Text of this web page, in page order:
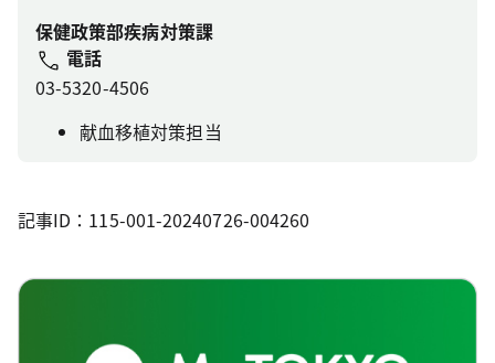
保健政策部疾病対策課
電話
03-5320-4506
献血移植対策担当
記事ID：115-001-20240726-004260